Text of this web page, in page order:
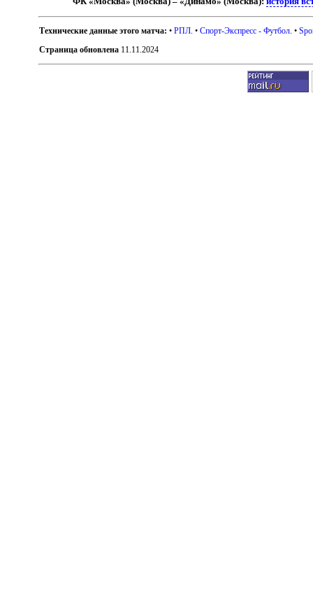
Технические данные этого матча: •РПЛ . •Спорт-Экспресс - Футбол . •
Страница обновлена 11.11.2024